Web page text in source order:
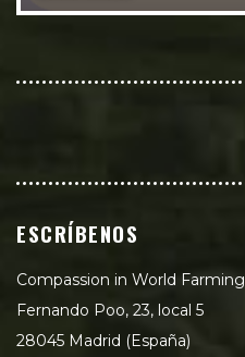
ESCRÍBENOS
Compassion in World Farming
Fernando Poo, 23, local 5
28045 Madrid (España)